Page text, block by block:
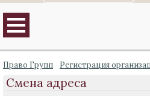
Право Групп Регистрация
Смена адреса